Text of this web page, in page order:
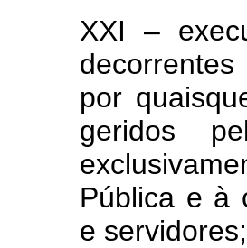
XXI –
por
geridos
Pública e à
e servidores;